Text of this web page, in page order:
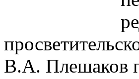
В.А. Плешаков